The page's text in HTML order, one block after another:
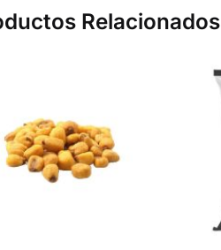
Relacionados